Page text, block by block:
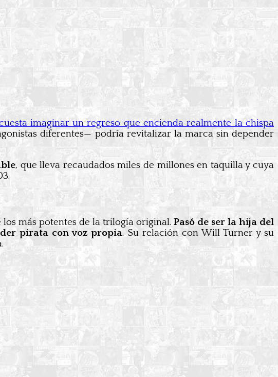
imaginar un regreso que encienda realmente la chispa
diferentes— podría revitalizar la marca sin depender
, que lleva recaudados miles de millones en taquilla y cuya
más potentes de la trilogía original. Pasó de ser la hija del
pirata con voz propia. Su relación con Will Turner y su